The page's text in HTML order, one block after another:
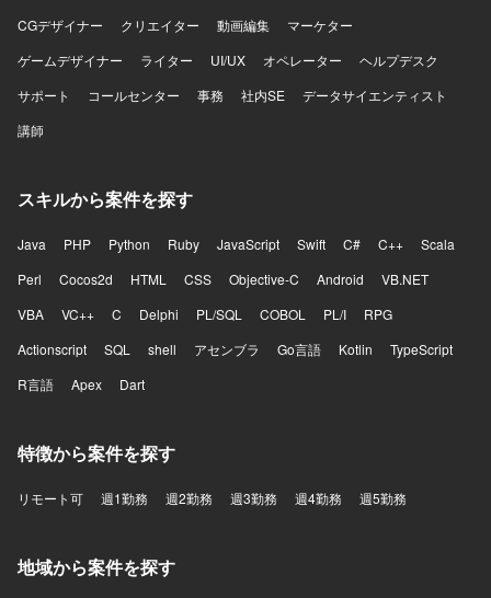
CGデザイナー
クリエイター 動画編集
マーケター
ゲームデザイナー
ライター UI/UX オペレーター
ヘルプデスク
サポート
コールセンター 事務 社内SE
データサイエンティスト
講師
スキルから案件を探す
Java PHP Python Ruby JavaScript Swift C# C++
Scala
Perl
Cocos2d HTML CSS Objective-C Android
VB.NET
VBA
VC++ C Delphi PL/SQL COBOL PL/I
RPG
Actionscript
SQL shell アセンブラ Go言語 Kotlin
TypeScript
R言語
Apex Dart
特徴から案件を探す
リモート可 週1勤務 週2勤務 週3勤務 週4勤務 週5勤務
地域から案件を探す